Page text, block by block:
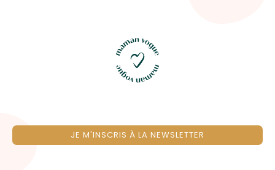
JE M'INSCRIS À LA NEWSLETTER